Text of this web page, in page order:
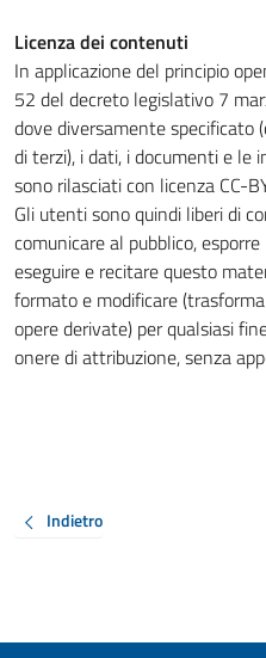
Licenza dei contenuti
In applicazione del principio
52 del decreto legislativo 7
dove diversamente specificato
di terzi), i dati, i documenti e le
sono rilasciati con licenza CC-
Gli utenti sono quindi liberi di
comunicare al pubblico,
eseguire e recitare questo
formato e modificare
opere derivate) per qualsiasi
onere di attribuzione, senza
Indietro